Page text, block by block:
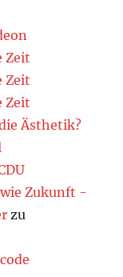
Zeit
Zeit
Zeit
Ästhetik?
Zukunft -
zu